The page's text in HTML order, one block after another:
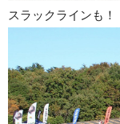
スラックラインも！